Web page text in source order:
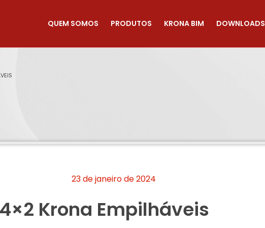
QUEM SOMOS PRODUTOS KRONA BIM DOWNLOADS
23 de janeiro de 2024
Krona Empilháveis